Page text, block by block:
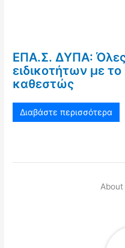
ΕΠΑ.Σ. ΔΥΠΑ: Όλες
ειδικοτήτων με
καθεστώς
Διαβάστε περισσότερα